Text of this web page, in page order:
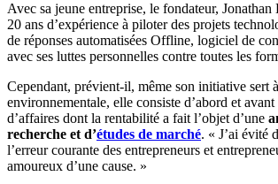
Avec sa jeune entreprise, le fondateur,
20 ans d’expérience à piloter des projets
de réponses automatisées Offline, logiciel de
avec ses luttes personnelles contre toutes les
Cependant, prévient-il, même son initiative sert
environnementale, elle consiste d’abord et
d’affaires dont la rentabilité a fait l’objet d’une
recherche et d’études de marché. « J’ai évité
l’erreur courante des entrepreneurs et
amoureux d’une cause. »